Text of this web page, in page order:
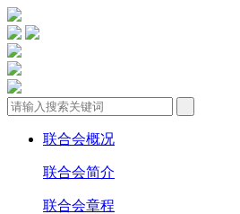
联合会概况
联合会简介
联合会章程